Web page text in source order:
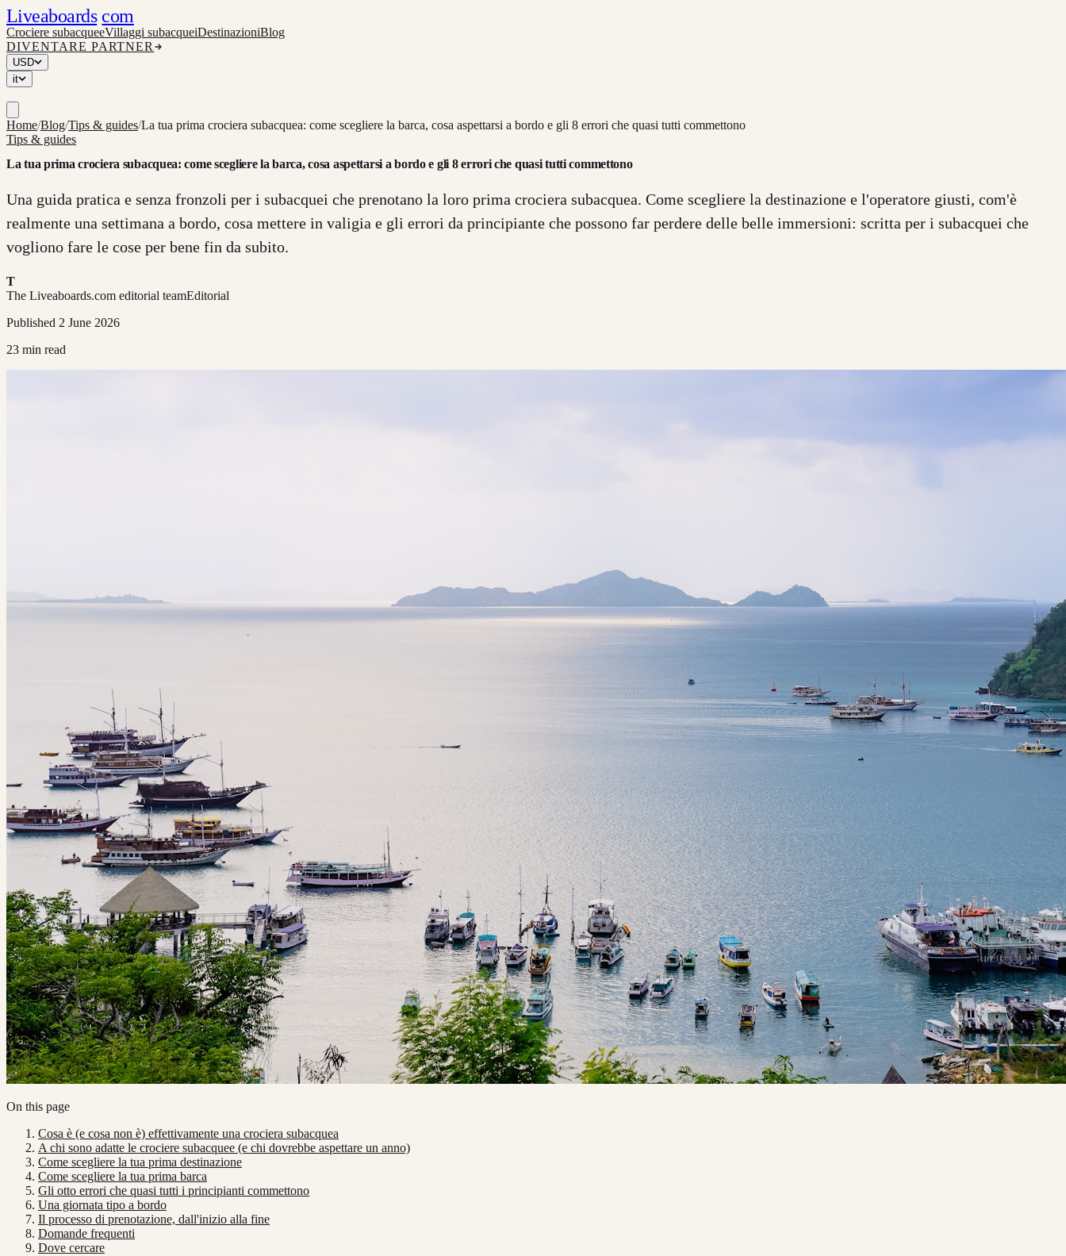
Liveaboards com
Crociere subacqueeVillaggi subacqueiDestinazioniBlog
DIVENTARE PARTNER
USD
it
Home/Blog/Tips & guides/La tua prima crociera subacquea: come scegliere la barca, cosa aspettarsi a bordo e gli 8 errori che quasi tutti commettono
Tips & guides
La tua prima crociera subacquea: come scegliere la barca, cosa aspettarsi a bordo e gli 8 errori che quasi tutti commettono
Una guida pratica e senza fronzoli per i subacquei che prenotano la loro prima crociera subacquea. Come scegliere la destinazione e l'operatore giusti, com'è
realmente una settimana a bordo, cosa mettere in valigia e gli errori da principiante che possono far perdere delle belle immersioni: scritta per i subacquei che
vogliono fare le cose per bene fin da subito.
T
The Liveaboards.com editorial teamEditorial
Published 2 June 2026
23 min read
On this page
Cosa è (e cosa non è) effettivamente una crociera subacquea
A chi sono adatte le crociere subacquee (e chi dovrebbe aspettare un anno)
Come scegliere la tua prima destinazione
Come scegliere la tua prima barca
Gli otto errori che quasi tutti i principianti commettono
Una giornata tipo a bordo
Il processo di prenotazione, dall'inizio alla fine
Domande frequenti
Dove cercare